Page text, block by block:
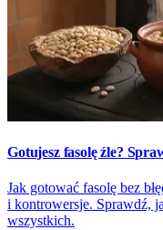
Gotujesz fasolę źle?
Jak gotować fasolę bez
i kontrowersje. Sprawdź,
wszystkich.